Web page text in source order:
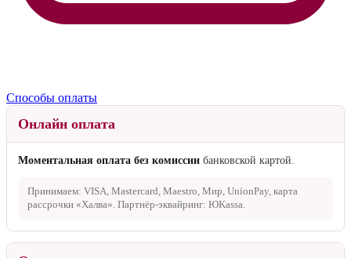
Способы оплаты
Онлайн оплата
Моментальная оплата без комиссии банковской картой.
Принимаем: VISA, Mastercard, Maestro, Мир, UnionPay, карта
рассрочки «Халва». Партнёр-эквайринг: ЮKassa.